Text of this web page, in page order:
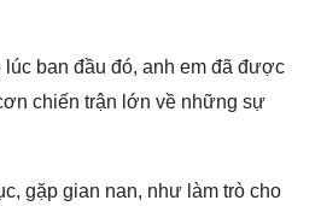
ban đầu đó, anh em đã được
chiến trận lớn về những sự
gặp gian nan, như làm trò cho